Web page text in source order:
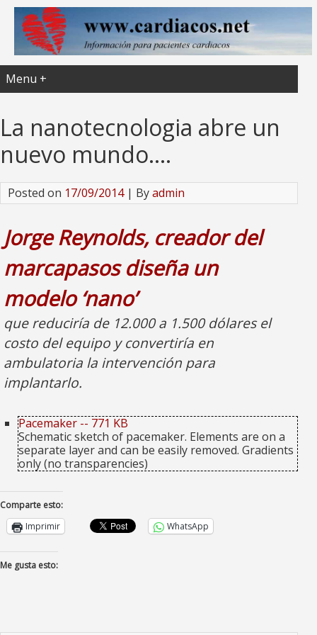
Menu +
La nanotecnologia abre un
nuevo mundo….
Posted on 17/09/2014| Byadmin
Jorge Reynolds, creador del
marcapasos diseña un
modelo ‘nano’
que reduciría de 12.000 a 1.500 dólares el
costo del equipo y convertiría en
ambulatoria la intervención para
implantarlo.
Pacemaker -- 771 KB
Schematic sketch of pacemaker. Elements are on a
separate layer and can be easily removed. Gradients
only (no transparencies)
Comparte esto:
Imprimir
WhatsApp
Me gusta esto: